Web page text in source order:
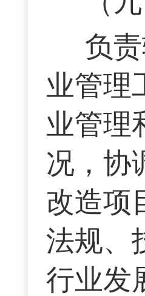
负
业管理
业管理
况，协
改造项
法规、
行业发